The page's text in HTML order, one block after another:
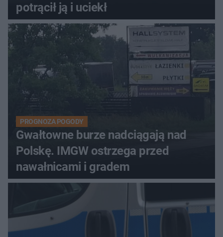
potrącił ją i uciekł
PROGNOZA POGODY
Gwałtowne burze nadciągają nad
Polskę. IMGW ostrzega przed
nawałnicami i gradem